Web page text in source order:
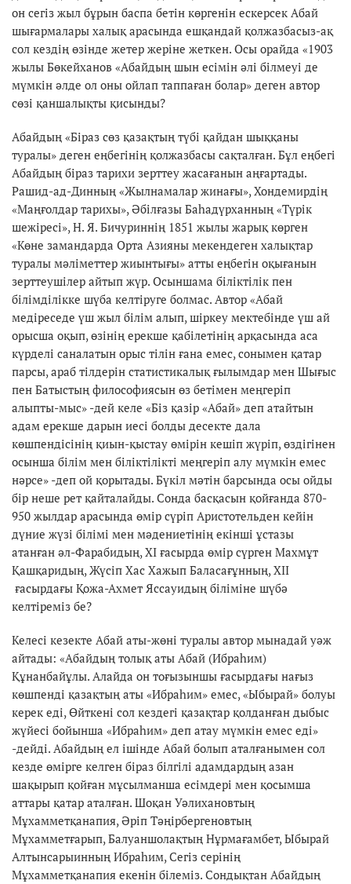
он сегіз жыл бұрын баспа бетін көргенін ескерсек Абай
шығармалары халық арасында ешқандай қолжазбасыз-ақ
сол кездің өзінде жетер жеріне жеткен. Осы орайда «1903
жылы Бөкейханов «Абайдың шын есімін әлі білмеуі де
мүмкін әлде ол оны ойлап таппаған болар» деген автор
сөзі қаншалықты қисынды?
Абайдың «Біраз сөз қазақтың түбі қайдан шыққаны
туралы» деген еңбегінің қолжазбасы сақталған. Бұл еңбегі
Абайдың біраз тарихи зерттеу жасағанын аңғартады.
Рашид-ад-Динның «Жылнамалар жинағы», Хондемирдің
«Маңғолдар тарихы», Әбілғазы Баһадүрханның «Түрік
шежіресі», Н. Я. Бичуриннің 1851 жылы жарық көрген
«Көне замандарда Орта Азияны мекендеген халықтар
туралы мәліметтер жиынтығы» атты еңбегін оқығанын
зерттеушілер айтып жүр. Осыншама біліктілік пен
білімділікке шүба келтіруге болмас. Автор «Абай
медіреседе үш жыл білім алып, шіркеу мектебінде үш ай
орысша оқып, өзінің ерекше қабілетінің арқасында аса
күрделі саналатын орыс тілін ғана емес, сонымен қатар
парсы, араб тілдерін статистикалық ғылымдар мен Шығыс
пен Батыстың философиясын өз бетімен меңгеріп
алыпты-мыс» -дей келе «Біз қазір «Абай» деп атайтын
адам ерекше дарын иесі болды десекте дала
көшпендісінің қиын-қыстау өмірін кешіп жүріп, өздігінен
осынша білім мен біліктілікті меңгеріп алу мүмкін емес
нәрсе» -деп ой қорытады. Бүкіл мәтін барсында осы ойды
бір неше рет қайталайды. Сонда басқасын қойғанда 870-
950 жылдар арасында өмір сүріп Аристотельден кейін
дүние жүзі білімі мен мәдениетінің екінші ұстазы
атанған әл-Фарабидың, XI ғасырда өмір сүрген Махмұт
Қашқаридың, Жүсіп Хас Хажып Баласағұнның, XII
ғасырдағы Қожа-Ахмет Яссауидың біліміне шүбә
келтіреміз бе?
Келесі кезекте Абай аты-жөні туралы автор мынадай уәж
айтады: «Абайдың толық аты Абай (Ибраһим)
Құнанбайұлы. Алайда он тоғызыншы ғасырдағы нағыз
көшпенді қазақтың аты «Ибраһим» емес, «Ыбырай» болуы
керек еді, Өйткені сол кездегі қазақтар қолданған дыбыс
жүйесі бойынша «Ибраһим» деп атау мүмкін емес еді»
-дейді. Абайдың ел ішінде Абай болып аталғанымен сол
кезде өмірге келген біраз білгілі адамдардың азан
шақырып қойған мұсылманша есімдері мен қосымша
аттары қатар аталған. Шоқан Уәлихановтың
Мұхамметқанапия, Әріп Тәңірбергеновтың
Мұхамметғарып, Балуаншолақтың Нұрмағамбет, Ыбырай
Алтынсарыинның Ибраһим, Сегіз серінің
Мұхамметқанапия екенін білеміз. Сондықтан Абайдың